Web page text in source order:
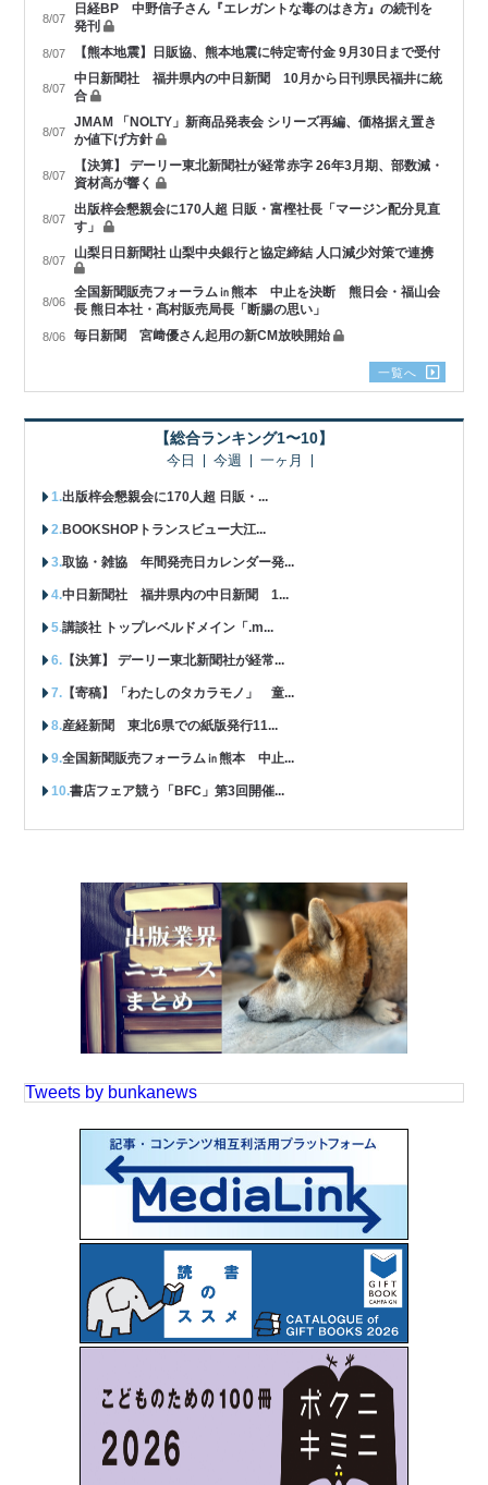
8/07
日経BP 中野信子さん『エレガントな毒のはき方』の続刊を
発刊
8/07 【熊本地震】日販協、熊本地震に特定寄付金 9月30日まで受付
8/07
中日新聞社 福井県内の中日新聞 10月から日刊県民福井に統
合
8/07
JMAM 「NOLTY」新商品発表会 シリーズ再編、価格据え置き
か値下げ方針
8/07
【決算】 デーリー東北新聞社が経常赤字 26年3月期、部数減・
資材高が響く
8/07
出版梓会懇親会に170人超 日販・富樫社長「マージン配分見直
す」
8/07 山梨日日新聞社 山梨中央銀行と協定締結 人口減少対策で連携
8/06
全国新聞販売フォーラム㏌熊本 中止を決断 熊日会・福山会
長 熊日本社・髙村販売局長「断腸の思い」
8/06 毎日新聞 宮﨑優さん起用の新CM放映開始
一覧へ
【総合ランキング1〜10】
今日 今週 一ヶ月
出版梓会懇親会に170人超 日販・...
BOOKSHOPトランスビュー大江...
取協・雑協 年間発売日カレンダー発...
中日新聞社 福井県内の中日新聞 1...
講談社 トップレベルドメイン「.m...
【決算】 デーリー東北新聞社が経常...
【寄稿】「わたしのタカラモノ」 童...
産経新聞 東北6県での紙版発行11...
全国新聞販売フォーラム㏌熊本 中止...
書店フェア競う「BFC」第3回開催...
Tweets by bunkanews